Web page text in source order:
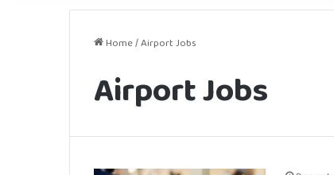
Home/Airport Jobs
Airport Jobs